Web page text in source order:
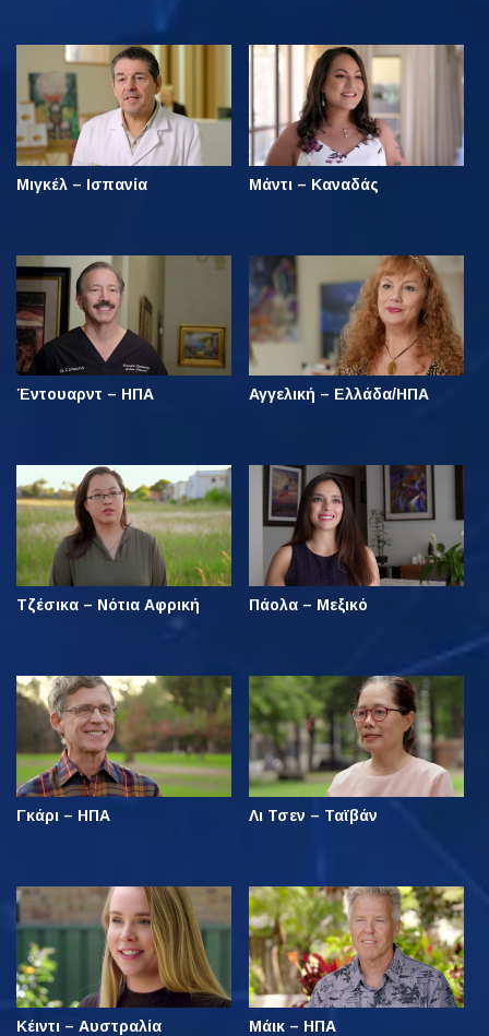
Μιγκέλ – Ισπανία Μάντι – Καναδάς
Έντουαρντ – ΗΠΑ Αγγελική – Ελλάδα/ΗΠΑ
Τζέσικα – Νότια Αφρική Πάολα – Μεξικό
Γκάρι – ΗΠΑ Λι Τσεν – Ταϊβάν
Κέιντι – Αυστραλία Μάικ – ΗΠΑ